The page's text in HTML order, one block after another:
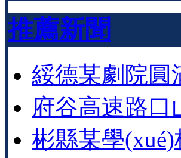
推薦新聞
綏德某劇院圓滿
府谷高速路口山
彬縣某學(xué)校